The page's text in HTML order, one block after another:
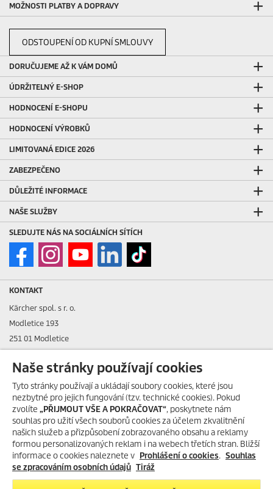
PŘIJEDEME AŽ K VÁM!
Přivezeme úklidový stroj Kärcher
až k Vám.
zdarma a nezávazně.
MOŽNOSTI PLATBY A DOPRAVY
ODSTOUPENÍ OD KUPNÍ SMLOUVY
DORUČUJEME AŽ K VÁM DOMŮ
ÚDRŽITELNÝ E-SHOP
HODNOCENÍ E-SHOPU
HODNOCENÍ VÝROBKŮ
LIMITOVANÁ EDICE 2026
ZABEZPEČENO
DŮLEŽITÉ INFORMACE
NAŠE SLUŽBY
SLEDUJTE NÁS NA SOCIÁLNÍCH SÍTÍCH
KONTAKT
Kärcher spol. s r. o.
Modletice 193
251 01 Modletice
DIČ: CZ48535761
ID datové schránky: ic4eqpk
> Tiráž
Zákaznická linka:+420 323 555 555
E-mail:info@karcher.cz
Po-Pá: 8-17 hod.
Naše stránky používají cookies
Tyto stránky používají a ukládají soubory cookies, které jsou
nezbytné pro jejich fungování (tzv. technické cookies). Pokud
zvolíte „PŘIJMOUT VŠE A POKRAČOVAT“, poskytnete nám
souhlas pro užití všech souborů cookies za účelem zkvalitnění
našich služeb a přizpůsobení zobrazovaného obsahu a reklamy
formou personalizovaných reklam i na webech třetích stran. Bližší
informace o cookies naleznete v Prohlášení o cookies. Souhlas
se zpracováním osobních údajů Tiráž